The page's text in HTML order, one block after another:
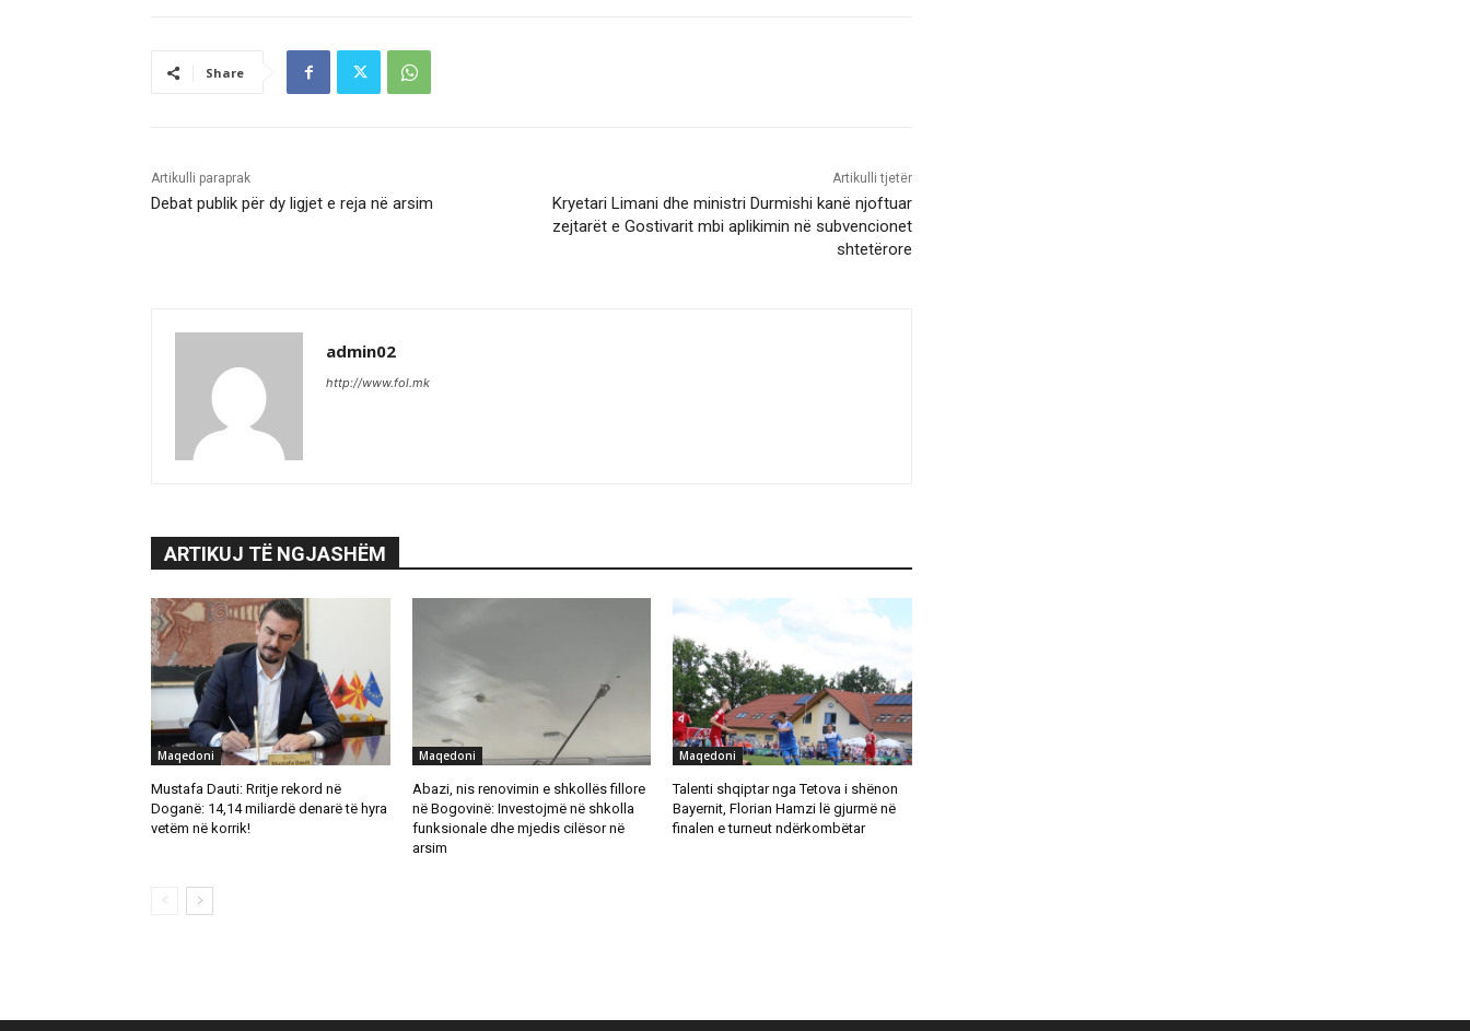
Share
Artikulli paraprak
Debat publik për dy ligjet e reja në arsim
Artikulli tjetër
Kryetari Limani dhe ministri Durmishi kanë njoftuar
zejtarët e Gostivarit mbi aplikimin në subvencionet
shtetërore
admin02
http://www.fol.mk
ARTIKUJ TË NGJASHËM
Maqedoni
Mustafa Dauti: Rritje rekord në
Doganë: 14,14 miliardë denarë të hyra
vetëm në korrik!
Maqedoni
Abazi, nis renovimin e shkollës fillore
në Bogovinë: Investojmë në shkolla
funksionale dhe mjedis cilësor në
arsim
Maqedoni
Talenti shqiptar nga Tetova i shënon
Bayernit, Florian Hamzi lë gjurmë në
finalen e turneut ndërkombëtar